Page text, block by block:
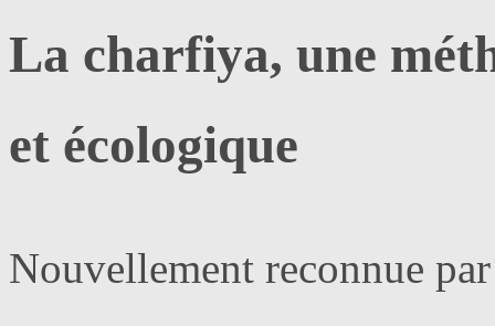
La charfiya, une
et écologique
Nouvellement reconnue